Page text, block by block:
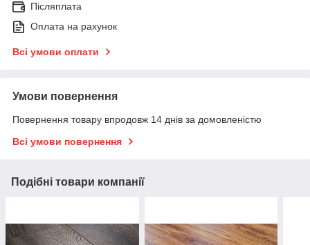
Післяплата
Оплата на рахунок
Всі умови оплати
Умови повернення
Повернення товару впродовж 14 днів за домовленістю
Всі умови повернення
Подібні товари компанії